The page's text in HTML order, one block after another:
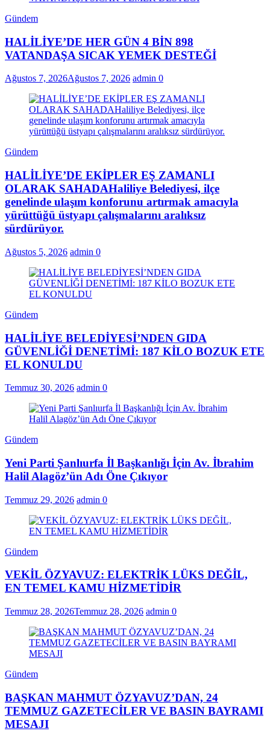
Gündem
HALİLİYE’DE HER GÜN 4 BİN 898
VATANDAŞA SICAK YEMEK DESTEĞİ
Ağustos 7, 2026Ağustos 7, 2026 admin 0
Gündem
HALİLİYE’DE EKİPLER EŞ ZAMANLI
OLARAK SAHADAHaliliye Belediyesi, ilçe
genelinde ulaşım konforunu artırmak amacıyla
yürüttüğü üstyapı çalışmalarını aralıksız
sürdürüyor.
Ağustos 5, 2026 admin 0
Gündem
HALİLİYE BELEDİYESİ’NDEN GIDA
GÜVENLİĞİ DENETİMİ: 187 KİLO BOZUK ETE
EL KONULDU
Temmuz 30, 2026 admin 0
Gündem
Yeni Parti Şanlıurfa İl Başkanlığı İçin Av. İbrahim
Halil Alagöz’ün Adı Öne Çıkıyor
Temmuz 29, 2026 admin 0
Gündem
VEKİL ÖZYAVUZ: ELEKTRİK LÜKS DEĞİL,
EN TEMEL KAMU HİZMETİDİR
Temmuz 28, 2026Temmuz 28, 2026 admin 0
Gündem
BAŞKAN MAHMUT ÖZYAVUZ’DAN, 24
TEMMUZ GAZETECİLER VE BASIN BAYRAMI
MESAJI